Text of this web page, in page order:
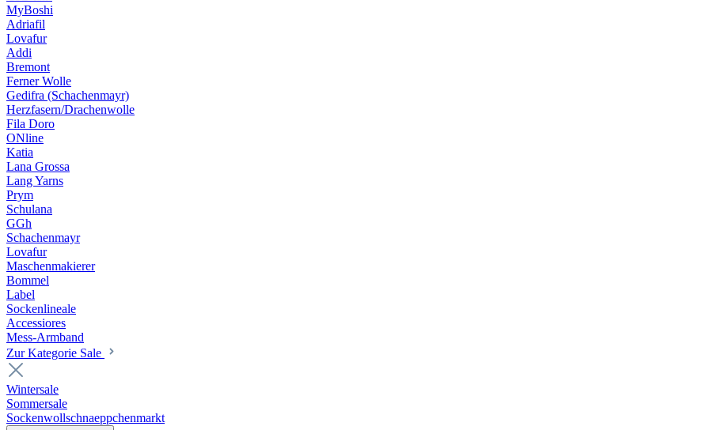
MyBoshi
Adriafil
Lovafur
Addi
Bremont
Ferner Wolle
Gedifra (Schachenmayr)
Herzfasern/Drachenwolle
Fila Doro
ONline
Katia
Lana Grossa
Lang Yarns
Prym
Schulana
GGh
Schachenmayr
Lovafur
Maschenmakierer
Bommel
Label
Sockenlineale
Accessiores
Mess-Armband
Zur Kategorie Sale
Wintersale
Sommersale
Sockenwollschnaeppchenmarkt